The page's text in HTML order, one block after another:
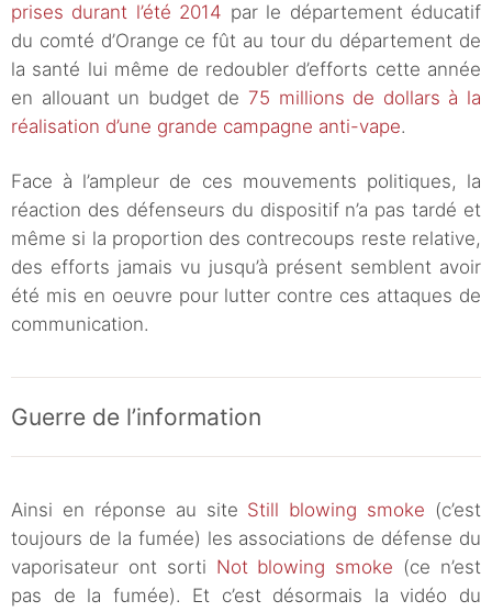
prises durant l’été 2014 par le département éducatif
du comté d’Orange ce fût au tour du département de
la santé lui même de redoubler d’efforts cette année
en allouant un budget de 75 millions de dollars à la
réalisation d’une grande campagne anti-vape.
Face à l’ampleur de ces mouvements politiques, la
réaction des défenseurs du dispositif n’a pas tardé et
même si la proportion des contrecoups reste relative,
des efforts jamais vu jusqu’à présent semblent avoir
été mis en oeuvre pour lutter contre ces attaques de
communication.
Guerre de l’information
Ainsi en réponse au site Still blowing smoke (c’est
toujours de la fumée) les associations de défense du
vaporisateur ont sorti Not blowing smoke (ce n’est
pas de la fumée). Et c’est désormais la vidéo du